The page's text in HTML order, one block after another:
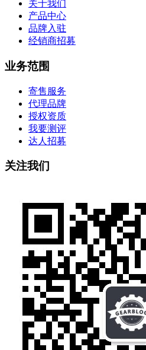
关于我们
产品中心
品牌入驻
经销商招募
业务范围
寄售服务
代理品牌
授权资质
我要测评
达人招募
关注我们